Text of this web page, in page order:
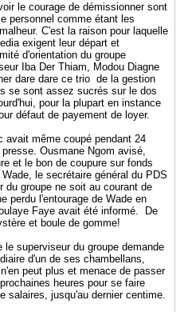
le courage de démissionner sont
personnel comme étant les
C'est la raison pour laquelle
exigent leur départ et
d'orientation du groupe
Iba Der Thiam, Modou Diagne
dare dare ce trio de la gestion
se sont assez sucrés sur le dos
pour la plupart en instance
défaut de payement de loyer.
avait même coupé pendant 24
Ousmane Ngom avisé,
et le bon de coupure sur fonds
le secrétaire général du PDS
du groupe ne soit au courant de
perdu l'entourage de Wade en
Faye avait été informé. De
et boule de gomme!
superviseur du groupe demande
d'un de ses chambellans,
peut plus et menace de passer
heures pour se faire
salaires, jusqu'au dernier centime.